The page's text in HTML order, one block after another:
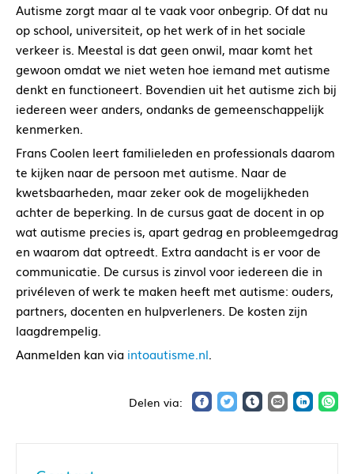
Autisme zorgt maar al te vaak voor onbegrip. Of dat nu
op school, universiteit, op het werk of in het sociale
verkeer is. Meestal is dat geen onwil, maar komt het
gewoon omdat we niet weten hoe iemand met autisme
denkt en functioneert. Bovendien uit het autisme zich bij
iedereen weer anders, ondanks de gemeenschappelijk
kenmerken.
Frans Coolen leert familieleden en professionals daarom
te kijken naar de persoon met autisme. Naar de
kwetsbaarheden, maar zeker ook de mogelijkheden
achter de beperking. In de cursus gaat de docent in op
wat autisme precies is, apart gedrag en probleemgedrag
en waarom dat optreedt. Extra aandacht is er voor de
communicatie. De cursus is zinvol voor iedereen die in
privéleven of werk te maken heeft met autisme: ouders,
partners, docenten en hulpverleners. De kosten zijn
laagdrempelig.
Aanmelden kan via intoautisme.nl.